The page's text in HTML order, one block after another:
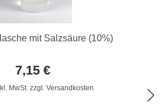
mit Salzsäure (10%)
7,15 €
MwSt. zzgl. Versandkosten